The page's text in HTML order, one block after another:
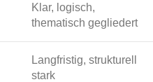
Klar, logisch,
thematisch gegliedert
Langfristig, strukturell
stark